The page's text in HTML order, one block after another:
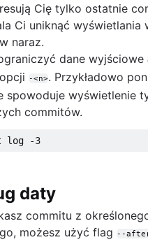
Cię tylko ostatnie
Ci uniknąć wyświetlania
naraz.
dane wyjściowe
-<n>. Przykładowo
spowoduje wyświetlenie
commitów.
log -3
daty
commitu z
możesz użyć flag --